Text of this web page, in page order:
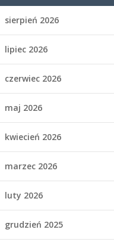
sierpień 2026
lipiec 2026
czerwiec 2026
maj 2026
kwiecień 2026
marzec 2026
luty 2026
grudzień 2025